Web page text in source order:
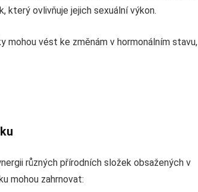
ovlivňuje jejich sexuální výkon.
mohou vést ke změnám v hormonálním stavu,
různých přírodních složek obsažených v
mohou zahrnovat: